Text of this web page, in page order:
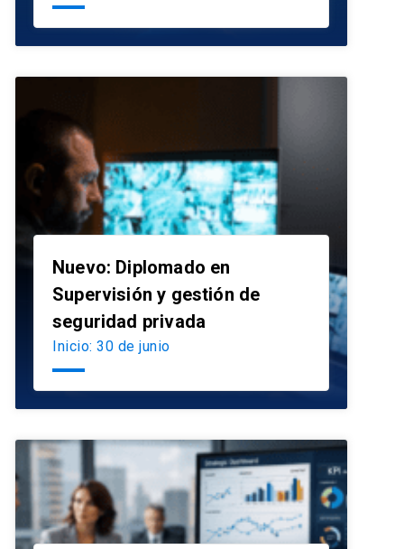
Nuevo: Diplomado en
Supervisión y gestión de
seguridad privada
Inicio: 30 de junio